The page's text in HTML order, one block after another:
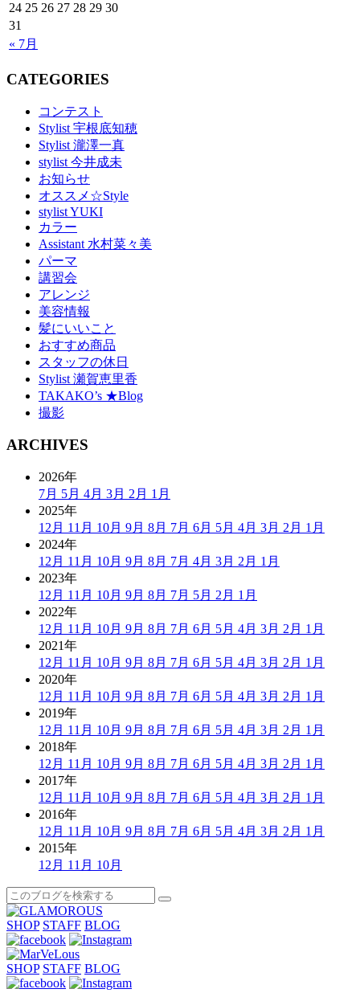
« 7月
24 25 26 27 28 29 30
31
CATEGORIES
コンテスト
Stylist 宇根底知穂
Stylist 瀧澤一真
stylist 今井成未
お知らせ
オススメ☆Style
stylist YUKI
カラー
Assistant 水村菜々美
パーマ
講習会
アレンジ
美容情報
髪にいいこと
おすすめ商品
スタッフの休日
Stylist 瀬賀恵里香
TAKAKO’s ★Blog
撮影
ARCHIVES
2026年
7月 5月 4月 3月 2月 1月
2025年
12月 11月 10月 9月 8月 7月 6月 5月 4月 3月 2月 1月
2024年
12月 11月 10月 9月 8月 7月 4月 3月 2月 1月
2023年
12月 11月 10月 9月 8月 7月 5月 2月 1月
2022年
12月 11月 10月 9月 8月 7月 6月 5月 4月 3月 2月 1月
2021年
12月 11月 10月 9月 8月 7月 6月 5月 4月 3月 2月 1月
2020年
12月 11月 10月 9月 8月 7月 6月 5月 4月 3月 2月 1月
2019年
12月 11月 10月 9月 8月 7月 6月 5月 4月 3月 2月 1月
2018年
12月 11月 10月 9月 8月 7月 6月 5月 4月 3月 2月 1月
2017年
12月 11月 10月 9月 8月 7月 6月 5月 4月 3月 2月 1月
2016年
12月 11月 10月 9月 8月 7月 6月 5月 4月 3月 2月 1月
2015年
12月 11月 10月
SHOP STAFF BLOG
SHOP STAFF BLOG